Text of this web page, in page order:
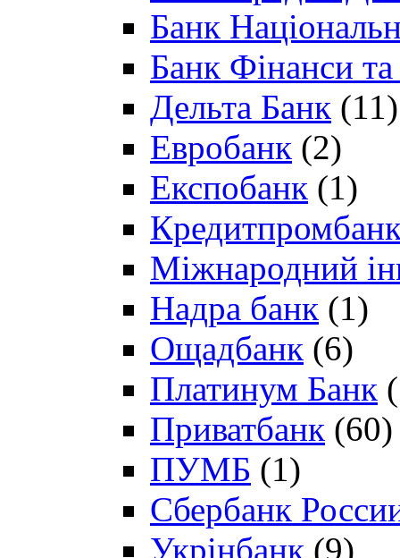
Банк
Банк Фінанси
Дельта Банк (11)
Евробанк (2)
Експобанк (1)
Міжнародний
Надра банк (1)
Ощадбанк (6)
Платинум Банк
Приватбанк (60)
ПУМБ (1)
Сбербанк
Укрінбанк (9)